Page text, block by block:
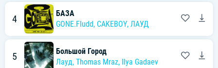
4
БАЗА
GONE.Fludd, CAKEBOY, ЛАУД
5
Большой Город
Лауд, Thomas Mraz, Ilya Gadaev